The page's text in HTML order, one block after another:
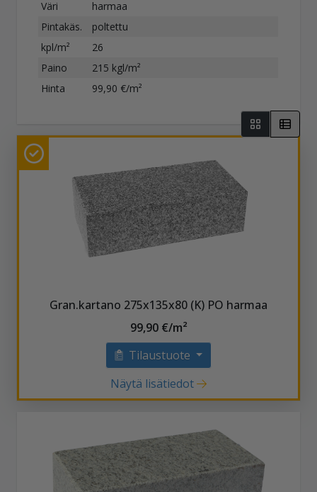
Väri
harmaa
Pintakäs.
poltettu
kpl/m²
26
Paino
215 kgl/m²
Hinta
99,90 €/m²
Gran.kartano 275x135x80 (K) PO harmaa
99,90 €/m²
Tilaustuote
Näytä lisätiedot